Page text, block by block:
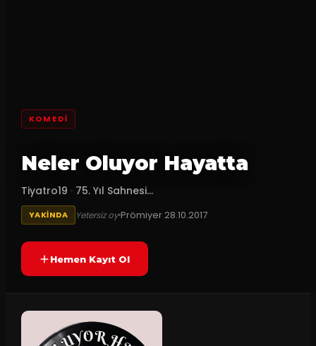
KOMEDI
Neler Oluyor Hayatta
Tiyatro19 · 75. Yıl Sahnesi...
YAKINDA Yetersiz oyPrömiyer 28.10.2017
Hemen Kayıt Ol